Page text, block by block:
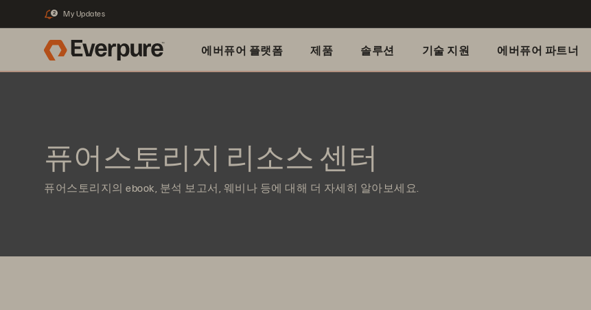
2 My Updates
에버퓨어 플랫폼 제품 솔루션 기술 지원 에버퓨어 파트너
퓨어스토리지 리소스 센터
퓨어스토리지의 ebook, 분석 보고서, 웨비나 등에 대해 더 자세히 알아보세요.